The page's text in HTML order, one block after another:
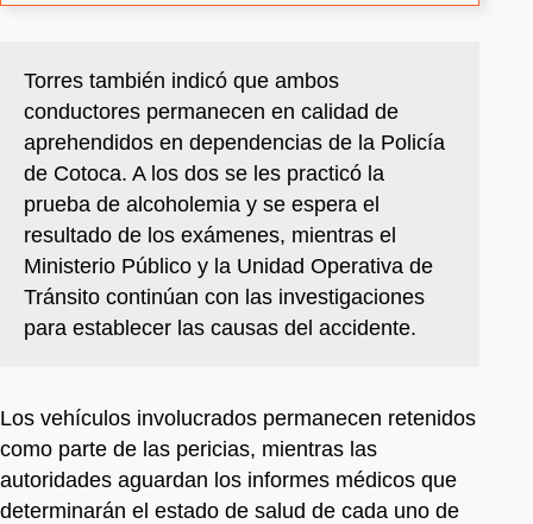
Torres también indicó que ambos
conductores permanecen en calidad de
aprehendidos en dependencias de la Policía
de Cotoca. A los dos se les practicó la
prueba de alcoholemia y se espera el
resultado de los exámenes, mientras el
Ministerio Público y la Unidad Operativa de
Tránsito continúan con las investigaciones
para establecer las causas del accidente.
Los vehículos involucrados permanecen retenidos
como parte de las pericias, mientras las
autoridades aguardan los informes médicos que
determinarán el estado de salud de cada uno de